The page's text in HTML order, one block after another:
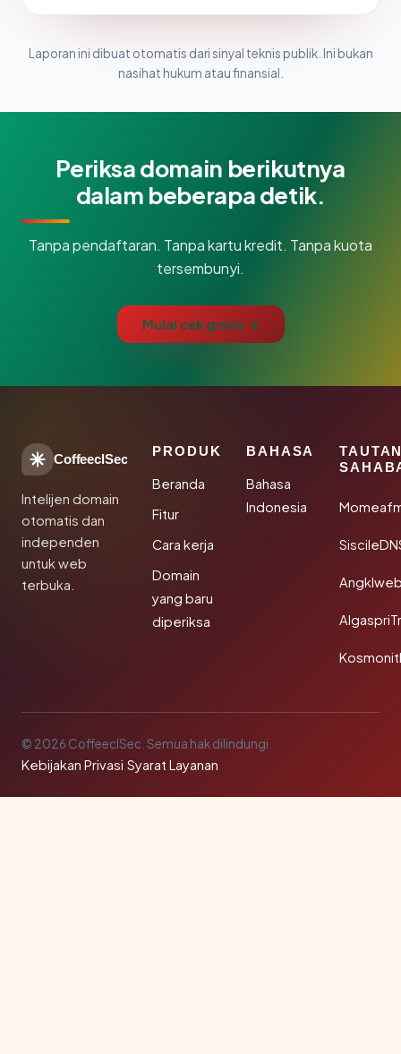
Laporan ini dibuat otomatis dari sinyal teknis publik. Ini bukan
nasihat hukum atau finansial.
Periksa domain berikutnya
dalam beberapa detik.
Tanpa pendaftaran. Tanpa kartu kredit. Tanpa kuota
tersembunyi.
Mulai cek gratis →
CoffeeclSec
Intelijen domain
otomatis dan
independen
untuk web
terbuka.
PRODUK
Beranda
Fitur
Cara kerja
Domain
yang baru
diperiksa
BAHASA
Bahasa
Indonesia
© 2026 CoffeeclSec. Semua hak dilindungi.
Kebijakan Privasi·Syarat Layanan